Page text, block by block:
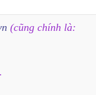
(cũng chính là: